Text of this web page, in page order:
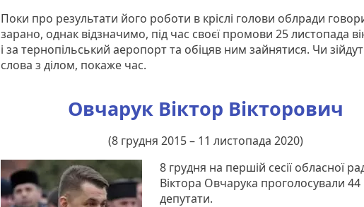
Поки про результати його роботи в кріслі голови облради
зарано, однак відзначимо, під час своєї промови 25 листопада
і за тернопільський аеропорт та обіцяв ним зайнятися. Чи
слова з ділом, покаже час.
Овчарук Віктор Вікторович
(8 грудня 2015 – 11 листопада 2020)
8 грудня на першій сесії обласної
Віктора Овчарука проголосували 44
депутати.